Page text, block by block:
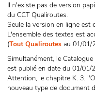
Il n'existe pas de version
du CCT Qualiroutes.
Seule la version en ligne est
L'ensemble des textes est
(Tout Qualiroutes au 01/01/
Simultanément, le
est publié en date du 01/01/
Attention, le chapitre K. 3.
nouveau type de document